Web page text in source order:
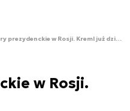
Wybory prezydenckie w Rosji. Kreml już działa
w Rosji.